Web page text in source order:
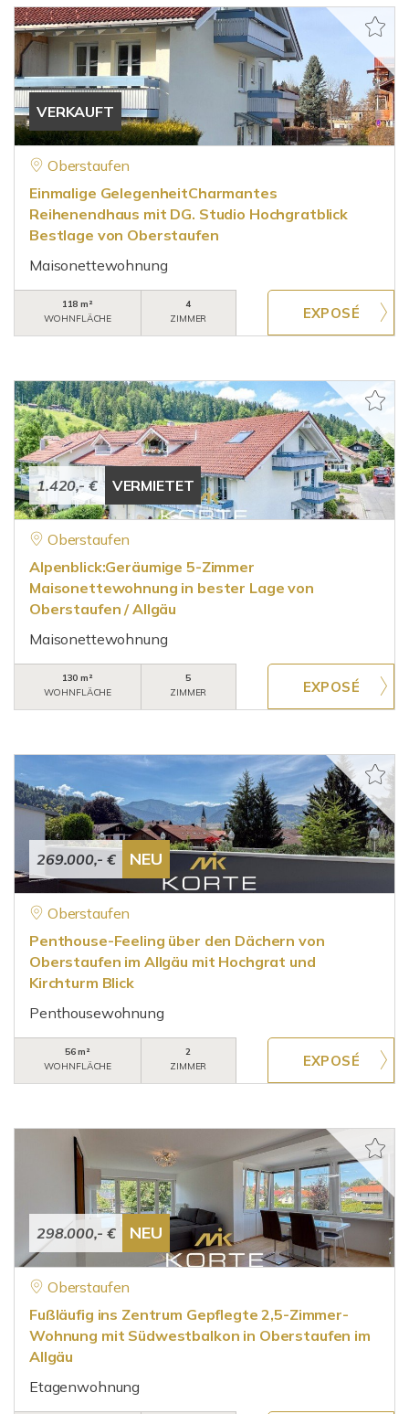
VERKAUFT
Oberstaufen
Einmalige GelegenheitCharmantes
Reihenendhaus mit DG. Studio Hochgratblick
Bestlage von Oberstaufen
Maisonettewohnung
118 m²
WOHNFLÄCHE
4
ZIMMER
1.420,- € VERMIETET
Oberstaufen
Alpenblick:Geräumige 5-Zimmer
Maisonettewohnung in bester Lage von
Oberstaufen / Allgäu
Maisonettewohnung
130 m²
WOHNFLÄCHE
5
ZIMMER
269.000,- € NEU
Oberstaufen
Penthouse-Feeling über den Dächern von
Oberstaufen im Allgäu mit Hochgrat und
Kirchturm Blick
Penthousewohnung
56 m²
WOHNFLÄCHE
2
ZIMMER
298.000,- € NEU
Oberstaufen
Fußläufig ins Zentrum Gepflegte 2,5-Zimmer-
Wohnung mit Südwestbalkon in Oberstaufen im
Allgäu
Etagenwohnung